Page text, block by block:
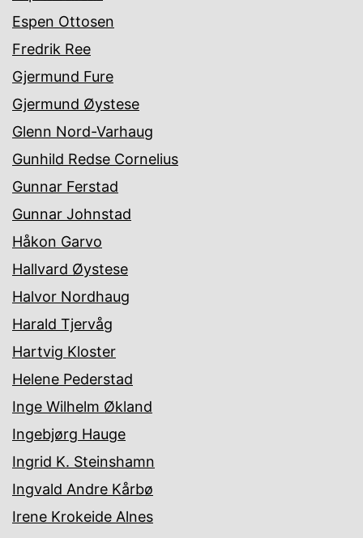
Espen Ottosen
Fredrik Ree
Gjermund Fure
Gjermund Øystese
Glenn Nord-Varhaug
Gunhild Redse Cornelius
Gunnar Ferstad
Gunnar Johnstad
Håkon Garvo
Hallvard Øystese
Halvor Nordhaug
Harald Tjervåg
Hartvig Kloster
Helene Pederstad
Inge Wilhelm Økland
Ingebjørg Hauge
Ingrid K. Steinshamn
Ingvald Andre Kårbø
Irene Krokeide Alnes